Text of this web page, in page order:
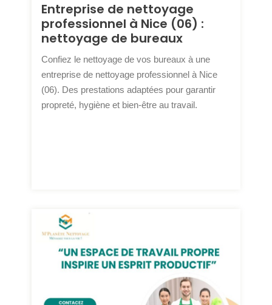
Entreprise de nettoyage
professionnel à Nice (06) :
nettoyage de bureaux
Confiez le nettoyage de vos bureaux à une
entreprise de nettoyage professionnel à Nice
(06). Des prestations adaptées pour garantir
propreté, hygiène et bien-être au travail.